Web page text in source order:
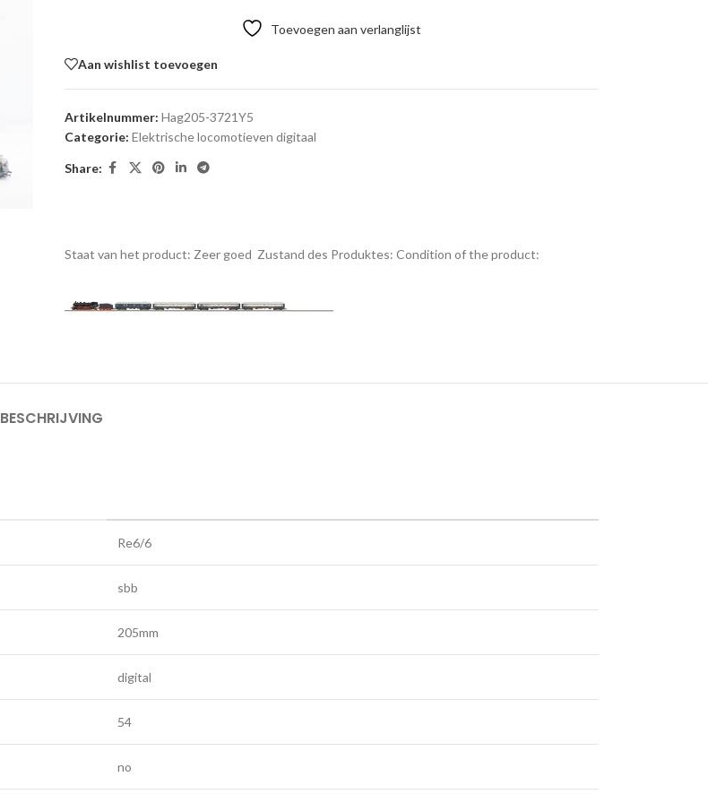
Toevoegen aan verlanglijst
Aan wishlist toevoegen
Artikelnummer: Hag205-3721Y5
Categorie: Elektrische locomotieven digitaal
Share:
Staat van het product: Zeer goed Zustand des Produktes: Condition of the product:
BESCHRIJVING
Re6/6
sbb
205mm
digital
54
no